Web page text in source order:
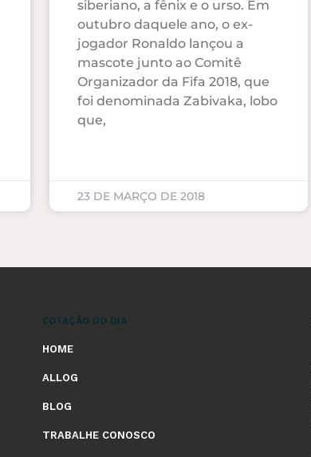
siberiano, a fênix e o urso. Em
outubro daquele ano, o ex-
jogador Ronaldo lançou a
mascote junto ao Comitê
Organizador da Fifa 2018, que
foi denominada Zabivaka, lobo
que,
23 DE MARÇO DE 2018
COTAÇÃO DO DIA
HOME
ALLOG
BLOG
TRABALHE CONOSCO